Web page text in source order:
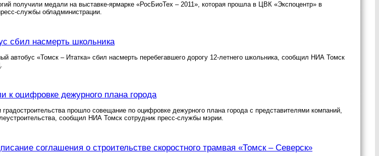
получили медали на выставке-ярмарке «РосБиоТех – 2011», которая прошла в ЦВК «Экспоцентр» в
службы обладминистрации.
сбил насмерть школьника
автобус «Томск – Итатка» сбил насмерть перебегавшего дорогу 12-летнего школьника, сообщил НИА Томск
к оцифровке дежурного плана города
градостроительства прошло совещание по оцифровке дежурного плана города с представителями компаний,
сообщил НИА Томск сотрудник пресс-службы мэрии.
соглашения о строительстве скоростного трамвая «Томск – Северск»